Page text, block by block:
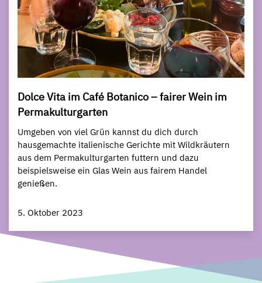
Dolce Vita im Café Botanico – fairer Wein im
Permakulturgarten
Umgeben von viel Grün kannst du dich durch
hausgemachte italienische Gerichte mit Wildkräutern
aus dem Permakulturgarten futtern und dazu
beispielsweise ein Glas Wein aus fairem Handel
genießen.
5. Oktober 2023